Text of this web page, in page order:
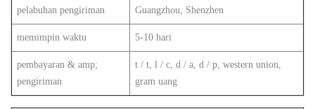
pelabuhan pengiriman Guangzhou, Shenzhen
memimpin waktu 5-10 hari
pembayaran & amp;
pengiriman
t / t, l / c, d / a, d / p, western union,
gram uang